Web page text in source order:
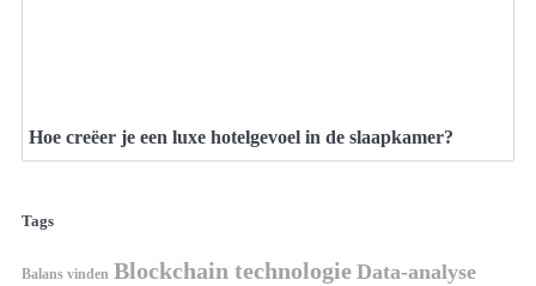
Hoe creëer je een luxe hotelgevoel in de slaapkamer?
Tags
Balans vinden Blockchain technologie Data-analyse